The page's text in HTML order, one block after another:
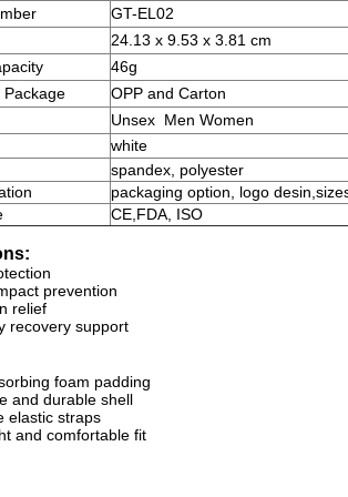
GT-EL02
‎24.13 x 9.53 x 3.81 cm
46g
Package
OPP and Carton
Unsex Men Women
white
spandex, polyester
packaging option, logo
CE,FDA, ISO
prevention
relief
recovery support
foam padding
and durable shell
elastic straps
and comfortable fit